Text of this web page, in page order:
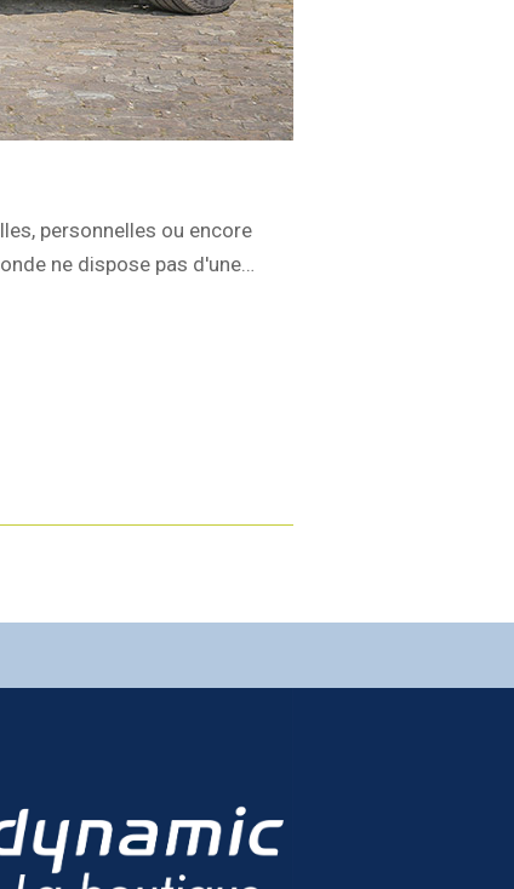
personnelles ou encore
ne dispose pas d'une…